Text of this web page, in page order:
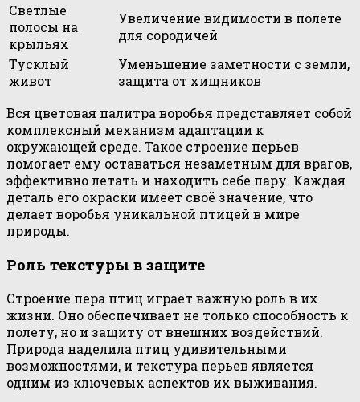
Светлые
полосы на
крыльях
Увеличение видимости в полете
для сородичей
Тусклый
живот
Уменьшение заметности с земли,
защита от хищников
Вся цветовая палитра воробья представляет собой
комплексный механизм адаптации к
окружающей среде. Такое строение перьев
помогает ему оставаться незаметным для врагов,
эффективно летать и находить себе пару. Каждая
деталь его окраски имеет своё значение, что
делает воробья уникальной птицей в мире
природы.
Роль текстуры в защите
Строение пера птиц играет важную роль в их
жизни. Оно обеспечивает не только способность к
полету, но и защиту от внешних воздействий.
Природа наделила птиц удивительными
возможностями, и текстура перьев является
одним из ключевых аспектов их выживания.